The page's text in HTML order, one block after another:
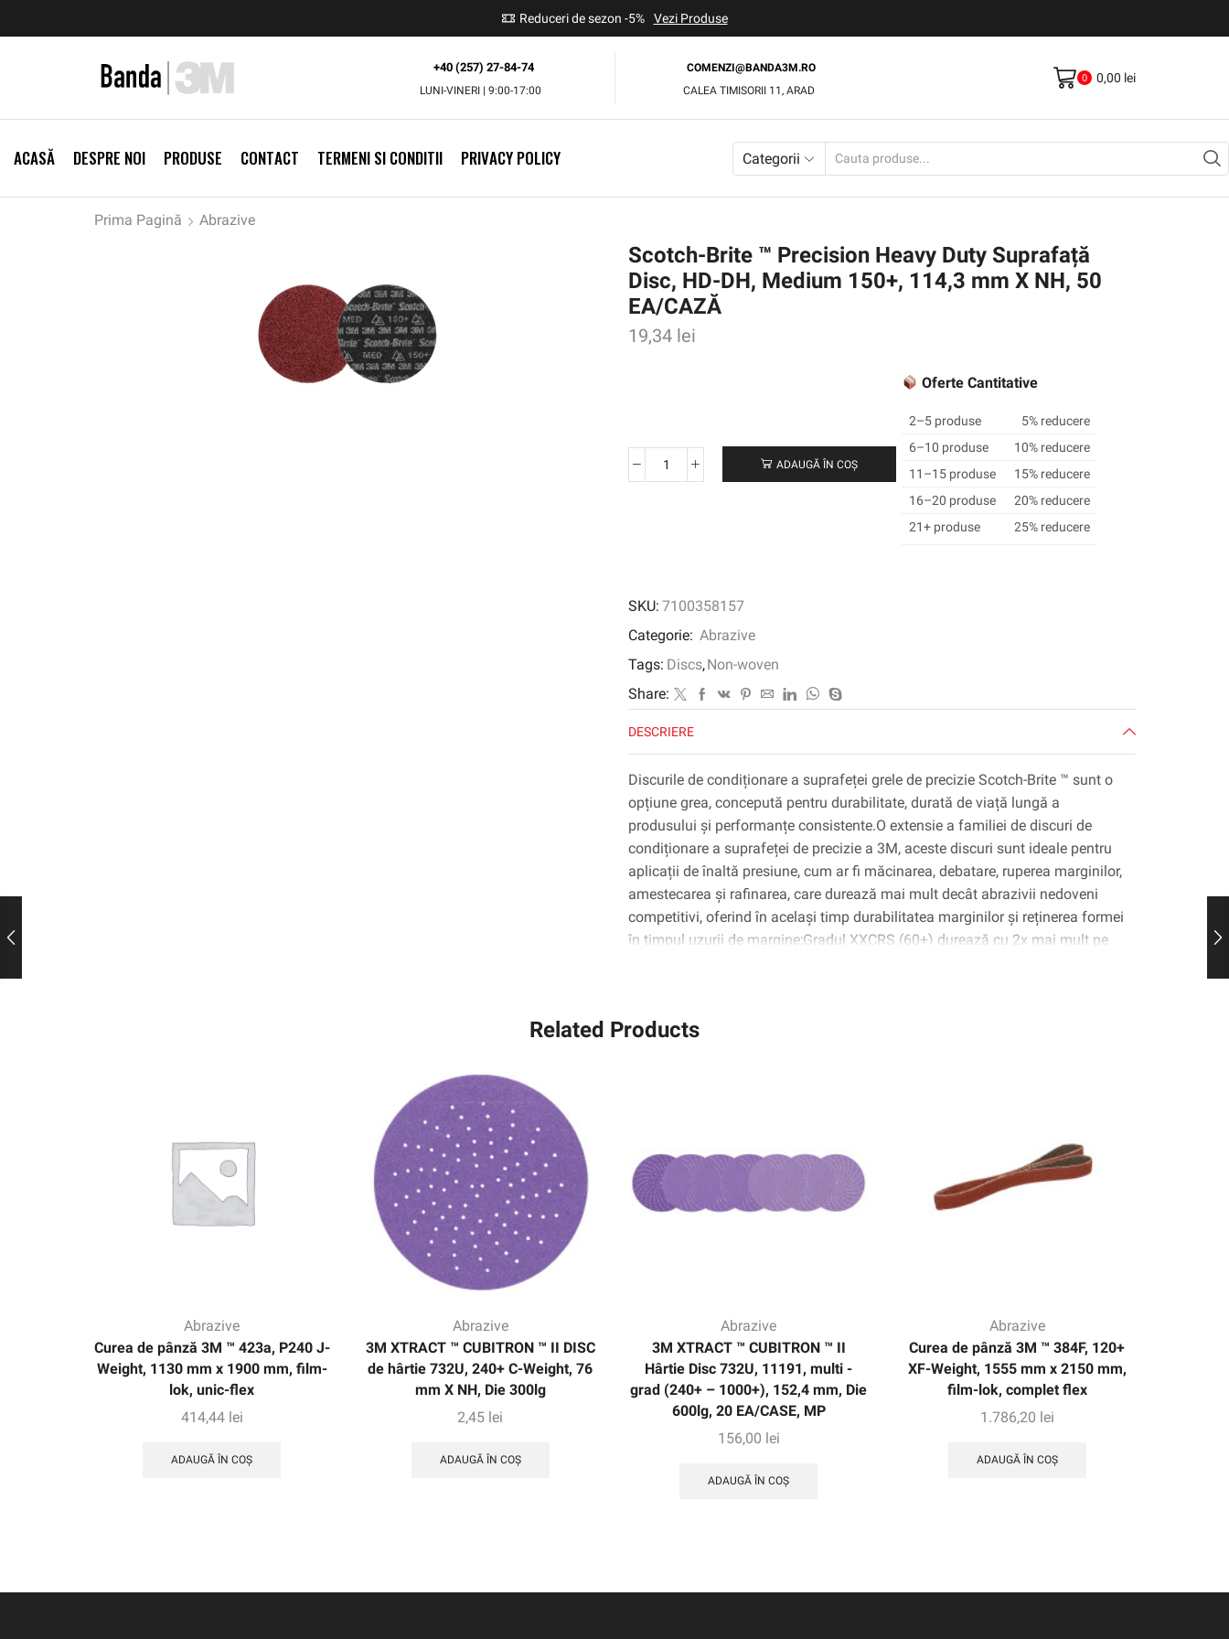
Reduceri de sezon -5% Vezi Produse
+40 (257) 27-84-74
LUNI-VINERI | 9:00-17:00
COMENZI@BANDA3M.RO
CALEA TIMISORII 11, ARAD
0 0,00 lei
ACASĂ DESPRE NOI PRODUSE CONTACT TERMENI SI CONDITII PRIVACY POLICY Categorii
Prima Pagină Abrazive
Scotch-Brite ™ Precision Heavy Duty Suprafață
Disc, HD-DH, Medium 150+, 114,3 mm X NH, 50
EA/CAZĂ
19,34 lei
Cantitate
Suprafață
Disc,
DH,
Medium
150+,
114,3
mm
X
EA/CAZĂ
ADAUGĂ ÎN COȘ
Oferte Cantitative
2–5 produse
5% reducere
6–10 produse
10% reducere
11–15 produse
15% reducere
16–20 produse
20% reducere
21+ produse
25% reducere
SKU: 7100358157
Categorie: Abrazive
Tags: Discs,Non-woven
Share:
DESCRIERE
Discurile de condiționare a suprafeței grele de precizie Scotch-Brite ™ sunt o
opțiune grea, concepută pentru durabilitate, durată de viață lungă a
produsului și performanțe consistente.O extensie a familiei de discuri de
condiționare a suprafeței de precizie a 3M, aceste discuri sunt ideale pentru
aplicații de înaltă presiune, cum ar fi măcinarea, debatare, ruperea marginilor,
amestecarea și rafinarea, care durează mai mult decât abrazivii nedoveni
competitivi, oferind în același timp durabilitatea marginilor și reținerea formei
în timpul uzurii de margine;Gradul XXCRS (60+) durează cu 2x mai mult pe
cereale în formă de precizie de 3 m, o tehnologie de legare moleculară
Related Products
Abrazive
Curea de pânză 3M ™ 423a, P240 J-
Weight, 1130 mm x 1900 mm, film-
lok, unic-flex
414,44 lei
ADAUGĂ ÎN COȘ
Abrazive
3M XTRACT ™ CUBITRON ™ II DISC
de hârtie 732U, 240+ C-Weight, 76
mm X NH, Die 300lg
2,45 lei
ADAUGĂ ÎN COȘ
Abrazive
3M XTRACT ™ CUBITRON ™ II
Hârtie Disc 732U, 11191, multi -
grad (240+ – 1000+), 152,4 mm, Die
600lg, 20 EA/CASE, MP
156,00 lei
ADAUGĂ ÎN COȘ
Abrazive
Curea de pânză 3M ™ 384F, 120+
XF-Weight, 1555 mm x 2150 mm,
film-lok, complet flex
1.786,20 lei
ADAUGĂ ÎN COȘ